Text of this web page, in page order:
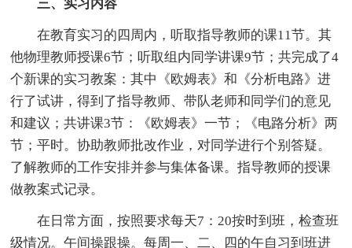
三、实习内容
在教育实习的四周内，听取指导教师的课11节。其
他物理教师授课6节；听取组内同学讲课9节；共完成了4
个新课的实习教案：其中《欧姆表》和《分析电路》进
行了试讲，得到了指导教师、带队老师和同学们的意见
和建议；共讲课3节：《欧姆表》一节；《电路分析》两
节；平时。协助教师批改作业，对同学进行个别答疑。
了解教师的工作安排并参与集体备课。指导教师的授课
做教案式记录。
在日常方面，按照要求每天7：20按时到班，检查班
级情况。午间操跟操。每周一、二、四的午自习到班进